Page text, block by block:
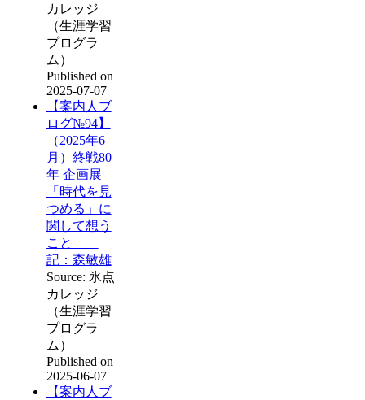
カレッジ
（生涯学習
プログラ
ム）
Published on
2025-07-07
【案内人ブ
ログ№94】
（2025年6
月）終戦80
年 企画展
「時代を見
つめる」に
関して想う
こと
記：森敏雄
Source: 氷点
カレッジ
（生涯学習
プログラ
ム）
Published on
2025-06-07
【案内人ブ